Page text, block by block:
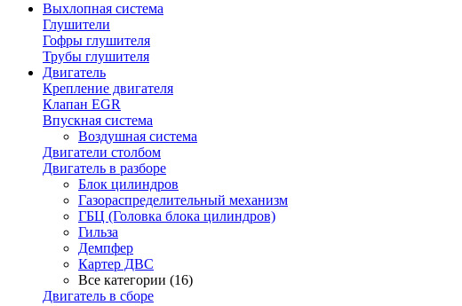
Выхлопная система
Глушители
Гофры глушителя
Трубы глушителя
Двигатель
Крепление двигателя
Клапан EGR
Впускная система
Воздушная система
Двигатели столбом
Двигатель в разборе
Блок цилиндров
Газораспределительный механизм
ГБЦ (Головка блока цилиндров)
Гильза
Демпфер
Картер ДВС
Все категории (16)
Двигатель в сборе